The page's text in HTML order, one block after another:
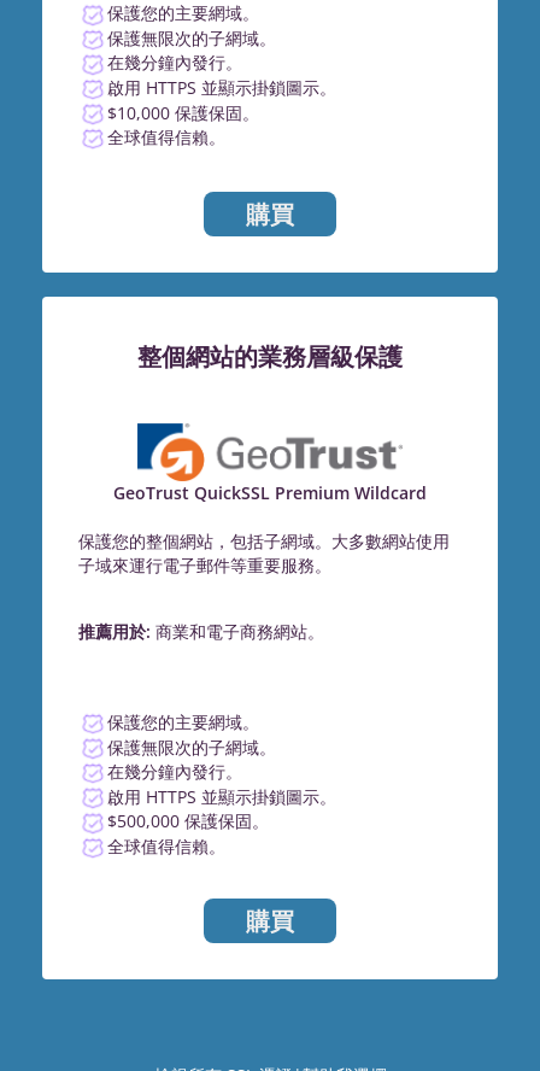
保護您的主要網域。
保護無限次的子網域。
在幾分鐘內發行。
啟用 HTTPS 並顯示掛鎖圖示。
$10,000 保護保固。
全球值得信賴。
購買
整個網站的業務層級保護
GeoTrust QuickSSL Premium Wildcard
保護您的整個網站，包括子網域。大多數網站使用
子域來運行電子郵件等重要服務。
推薦用於: 商業和電子商務網站。
保護您的主要網域。
保護無限次的子網域。
在幾分鐘內發行。
啟用 HTTPS 並顯示掛鎖圖示。
$500,000 保護保固。
全球值得信賴。
購買